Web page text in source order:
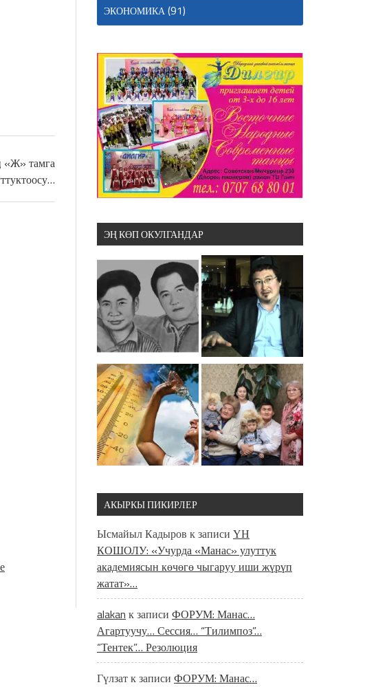
тамга
ЭКОНОМИКА(91)
ЭҢ КӨП ОКУЛГАНДАР
АКЫРКЫ ПИКИРЛЕР
Ысмайыл Кадыров к записи ҮН
КОШОЛУ: «Учурда «Манас» улуттук
академиясын көчөгө чыгаруу иши жүрүп
жатат»…
alakan к записи ФОРУМ: Манас…
Агартуучу… Сессия… “Тилимпоз”…
“Тентек”… Резолюция
Гүлзатк записи ФОРУМ: Манас…